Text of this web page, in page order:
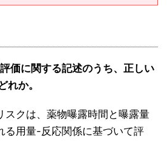
価に関する記述のうち、正しい
れか。
スクは、薬物曝露時間と曝露量
る用量-反応関係に基づいて評